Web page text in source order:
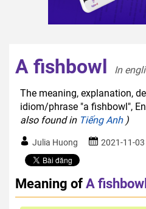
A fishbowl
In
The meaning, explanation,
idiom/phrase "a fishbowl",
also found in Tiếng Anh)
Julia Huong 2021-11-03
Meaning ofA